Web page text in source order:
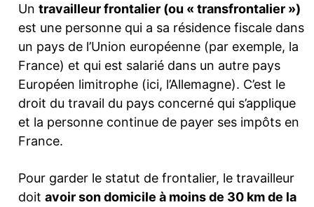
Un travailleur frontalier (ou « transfrontalier »)
est une personne qui a sa résidence fiscale dans
un pays de l’Union européenne (par exemple, la
France) et qui est salarié dans un autre pays
Européen limitrophe (ici, l’Allemagne). C’est le
droit du travail du pays concerné qui s’applique
et la personne continue de payer ses impôts en
France.
Pour garder le statut de frontalier, le travailleur
doit avoir son domicile à moins de 30 km de la